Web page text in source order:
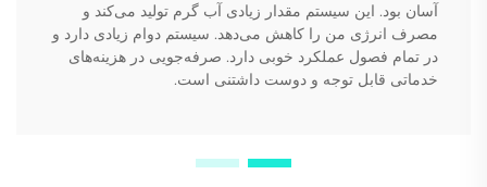
آسان بود. این سیستم مقدار زیادی آب گرم تولید می‌کند و
مصرف انرژی من را کاهش می‌دهد. سیستم دوام زیادی دارد و
در تمام فصول عملکرد خوبی دارد. صرفه‌جویی در هزینه‌های
خدماتی قابل توجه و دوست داشتنی است.